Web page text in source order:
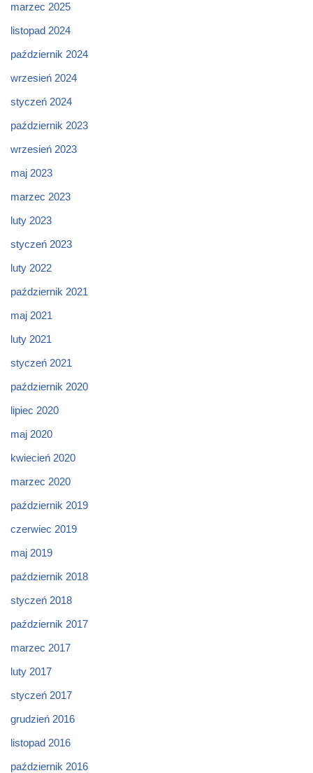
marzec 2025
listopad 2024
październik 2024
wrzesień 2024
styczeń 2024
październik 2023
wrzesień 2023
maj 2023
marzec 2023
luty 2023
styczeń 2023
luty 2022
październik 2021
maj 2021
luty 2021
styczeń 2021
październik 2020
lipiec 2020
maj 2020
kwiecień 2020
marzec 2020
październik 2019
czerwiec 2019
maj 2019
październik 2018
styczeń 2018
październik 2017
marzec 2017
luty 2017
styczeń 2017
grudzień 2016
listopad 2016
październik 2016